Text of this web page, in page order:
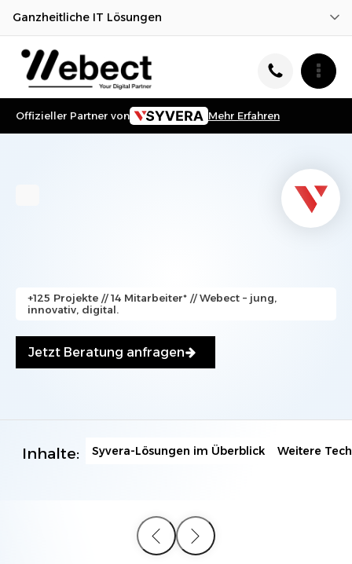
Ganzheitliche IT Lösungen
Offizieller Partner von Mehr Erfahren
+125 Projekte // 14 Mitarbeiter* // Webect – jung,
innovativ, digital.
Jetzt Beratung anfragen
Inhalte: Syvera-Lösungen im Überblick Weitere